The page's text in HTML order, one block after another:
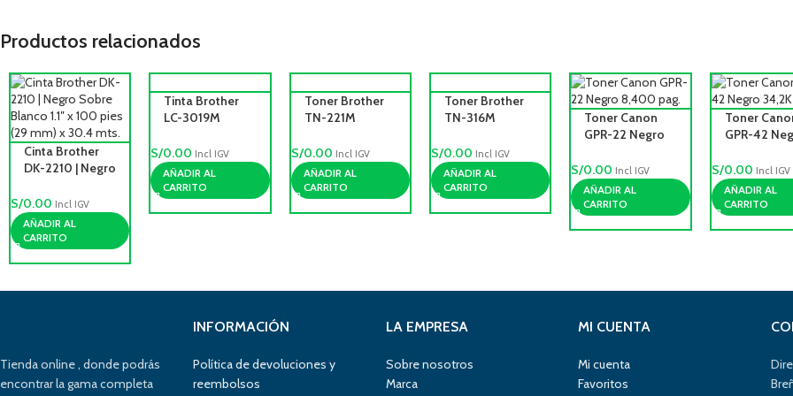
Productos relacionados
Cinta Brother
DK-2210 | Negro
1.1″ x 100 pies
(29 mm) x 30.4
mts.
S/0.00 Incl IGV
AÑADIR AL
CARRITO
Tinta Brother
LC-3019M
paginas
S/0.00 Incl IGV
AÑADIR AL
CARRITO
Toner Brother
TN-221M
Rendimiento
1,400 pag.
S/0.00 Incl IGV
AÑADIR AL
CARRITO
Toner Brother
TN-316M
Rendimiento
3,500pag.
S/0.00 Incl IGV
AÑADIR AL
CARRITO
Toner Canon
GPR-22 Negro
S/0.00 Incl IGV
AÑADIR AL
CARRITO
Toner
GPR-42
S/0.00 Incl IGV
AÑADIR AL
CARRITO
Tienda online , donde podrás
encontrar la gama completa
INFORMACIÓN
Política de devoluciones y
reembolsos
LA EMPRESA
Sobre nosotros
Marca
MI CUENTA
Mi cuenta
Favoritos